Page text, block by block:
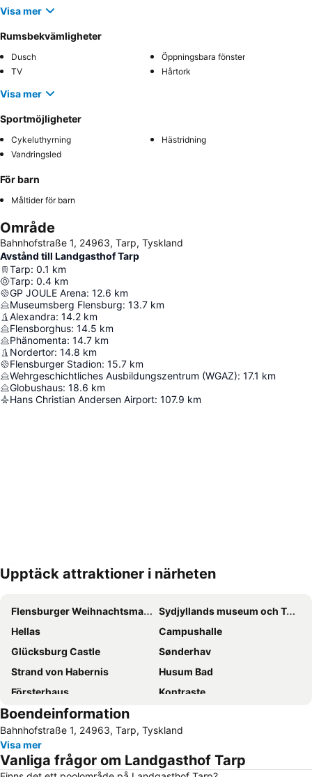
Visa mer
Rumsbekvämligheter
Dusch
Öppningsbara fönster
TV
Hårtork
Visa mer
Sportmöjligheter
Cykeluthyrning
Hästridning
Vandringsled
För barn
Måltider för barn
Område
Bahnhofstraße 1, 24963, Tarp, Tyskland
Avstånd till Landgasthof Tarp
Tarp: 0.1 km
Tarp: 0.4 km
GP JOULE Arena: 12.6 km
Museumsberg Flensburg: 13.7 km
Alexandra: 14.2 km
Flensborghus: 14.5 km
Phänomenta: 14.7 km
Nordertor: 14.8 km
Flensburger Stadion: 15.7 km
Wehrgeschichtliches Ausbildungszentrum (WGAZ): 17.1 km
Globushaus: 18.6 km
Hans Christian Andersen Airport: 107.9 km
Förstora kartan
Upptäck attraktioner i närheten
Flensburger Weihnachtsmarkt
Sydjyllands museum och Tönders konstmuseum
Hellas
Campushalle
Glücksburg Castle
Sønderhav
Strand von Habernis
Husum Bad
Försterhaus
Kontraste
Kollund
Sum Sum
Hafen
Lagune
Golf Club Altenhof
Halligblick
Aabenraa Museum - Sønderjyllands Søfartsmuseum
Boendeinformation
Bahnhofstraße 1, 24963, Tarp, Tyskland
Visa mer
Vanliga frågor om Landgasthof Tarp